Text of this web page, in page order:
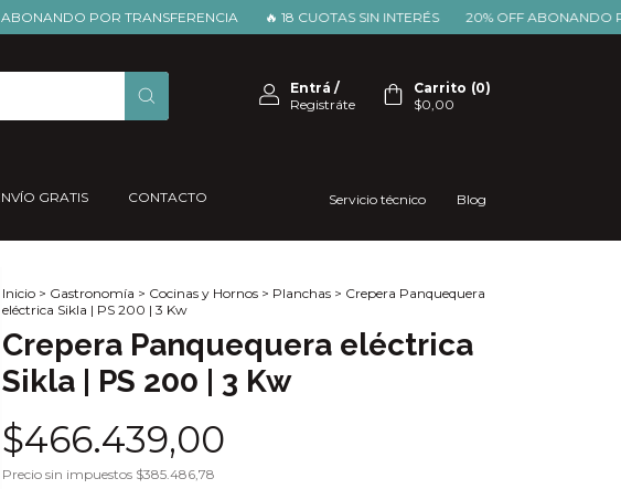
POR TRANSFERENCIA 🔥 18 CUOTAS SIN INTERÉS 20% OFF ABONANDO POR
Entrá /
Registráte
Carrito (0)
$0,00
GRATIS CONTACTO Servicio técnico Blog
Inicio > Gastronomía > Cocinas y Hornos > Planchas > Crepera Panquequera
eléctrica Sikla | PS 200 | 3 Kw
Crepera Panquequera eléctrica
Sikla | PS 200 | 3 Kw
$466.439,00
Precio sin impuestos $385.486,78